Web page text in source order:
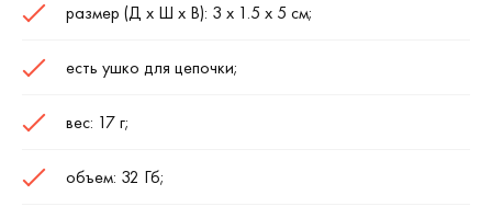
размер (Д х Ш х В): 3 х 1.5 х 5 см;
есть ушко для цепочки;
вес: 17 г;
объем: 32 Гб;